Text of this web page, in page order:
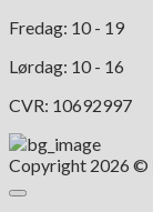
Fredag: 10 - 19
Lørdag: 10 - 16
CVR: 10692997
Copyright 2026 ©